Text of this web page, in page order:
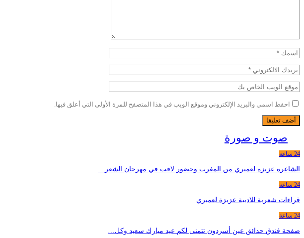
احفظ اسمي والبريد الإلكتروني وموقع الويب في هذا المتصفح للمرة الأولى التي أعلق فيها.
صوت و صورة
24 ساعة
الشاعرة عزيزة لعميري من المغرب وحضور لافت في مهرجان الشعر…
24 ساعة
قراءات شعرية للاديبة عزيزة لعميري
24 ساعة
صفحة فندق حدائق عين أسردون تتمنى لكم عيد مبارك سعيد وكل…